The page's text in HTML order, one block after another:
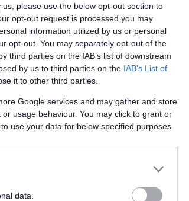
please use the below opt-out section to
opt-out request is processed you may
information utilized by us or personal
opt-out. You may separately opt-out of the
third parties on the IAB’s list of downstream
by us to third parties on the IAB’s List of
it to other third parties.
Google services and may gather and store
usage behaviour. You may click to grant or
use your data for below specified purposes
data.